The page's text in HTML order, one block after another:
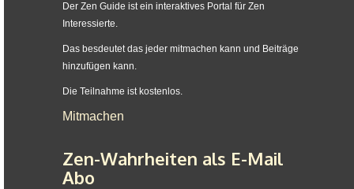
Der Zen Guide ist ein interaktives Portal für Zen
Interessierte.
Das besdeutet das jeder mitmachen kann und Beiträge
hinzufügen kann.
Die Teilnahme ist kostenlos.
Mitmachen
Zen-Wahrheiten als E-Mail
Abo